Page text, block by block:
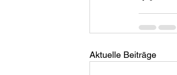
Aktuelle Beiträge